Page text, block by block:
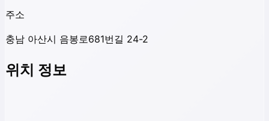
주소
충남 아산시 음봉로681번길 24-2
위치 정보